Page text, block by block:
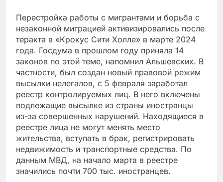
Перестройка работы с мигрантами и борьба с
незаконной миграцией активизировались после
теракта в «Крокус Сити Холле» в марте 2024
года. Госдума в прошлом году приняла 14
законов по этой теме, напомнил Альшевских. В
частности, был создан новый правовой режим
высылки нелегалов, с 5 февраля заработал
реестр контролируемых лиц. В него включены
подлежащие высылке из страны иностранцы
из-за совершенных нарушений. Находящиеся в
реестре лица не могут менять место
жительства, вступать в брак, регистрировать
недвижимость и транспортные средства. По
данным МВД, на начало марта в реестре
значились почти 700 тыс. иностранцев.